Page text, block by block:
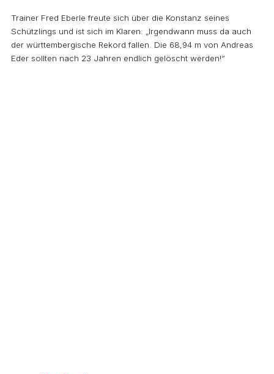
Trainer Fred Eberle freute sich über die Konstanz seines
Schützlings und ist sich im Klaren: „Irgendwann muss da auch
der württembergische Rekord fallen. Die 68,94 m von Andreas
Eder sollten nach 23 Jahren endlich gelöscht werden!“